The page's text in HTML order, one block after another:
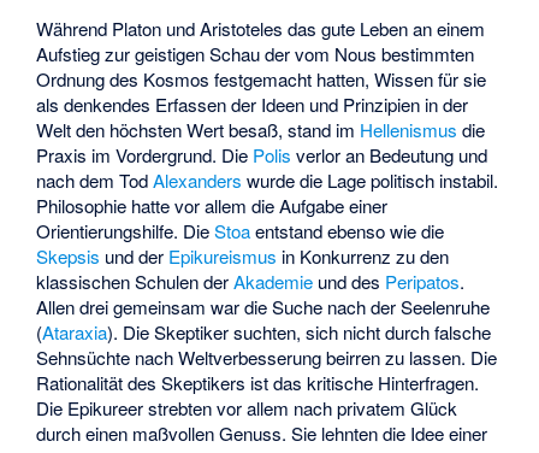
Während Platon und Aristoteles das gute Leben an einem
Aufstieg zur geistigen Schau der vom Nous bestimmten
Ordnung des Kosmos festgemacht hatten, Wissen für sie
als denkendes Erfassen der Ideen und Prinzipien in der
Welt den höchsten Wert besaß, stand im Hellenismus die
Praxis im Vordergrund. Die Polis verlor an Bedeutung und
nach dem TodAlexanders wurde die Lage politisch instabil.
Philosophie hatte vor allem die Aufgabe einer
Orientierungshilfe. DieStoaentstand ebenso wie die
Skepsis und der Epikureismus in Konkurrenz zu den
klassischen Schulen derAkademie und des Peripatos.
Allen drei gemeinsam war die Suche nach der Seelenruhe
(Ataraxia). Die Skeptiker suchten, sich nicht durch falsche
Sehnsüchte nach Weltverbesserung beirren zu lassen. Die
Rationalität des Skeptikers ist das kritische Hinterfragen.
Die Epikureer strebten vor allem nach privatem Glück
durch einen maßvollen Genuss. Sie lehnten die Idee einer